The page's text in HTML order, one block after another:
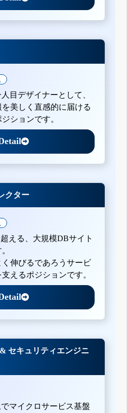
目デザイナーとして、
美しく直感的に届ける
ションです。
クター
える、大規模DBサイト
く伸びるであろうサービ
えるポジションです。
セキュリティエンジニ
でマイクロサービス基盤